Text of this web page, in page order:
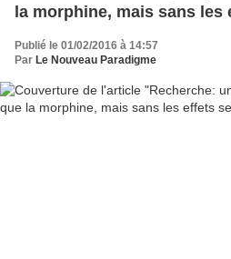
la morphine, mais sans
Publié le 01/02/2016 à 14:57
Par Le Nouveau Paradigme